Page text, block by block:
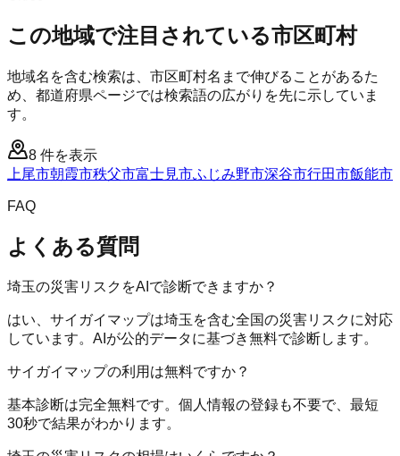
この地域で注目されている市区町村
地域名を含む検索は、市区町村名まで伸びることがあるた
め、都道府県ページでは検索語の広がりを先に示していま
す。
8 件を表示
上尾市朝霞市秩父市富士見市ふじみ野市深谷市行田市飯能市
FAQ
よくある質問
埼玉の災害リスクをAIで診断できますか？
はい、サイガイマップは埼玉を含む全国の災害リスクに対応
しています。AIが公的データに基づき無料で診断します。
サイガイマップの利用は無料ですか？
基本診断は完全無料です。個人情報の登録も不要で、最短
30秒で結果がわかります。